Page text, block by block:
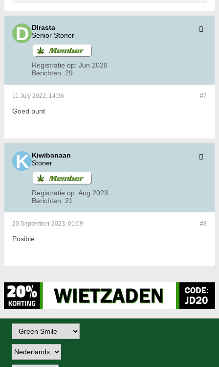
Dlrasta
Senior Stoner
Registratie op: Jun 2020
Berichten: 29
#7
11 July 2022, 14:36
Goed punt
Kiwibanaan
Stoner
Registratie op: Aug 2023
Berichten: 21
#8
20 September 2023, 01:09
Posible